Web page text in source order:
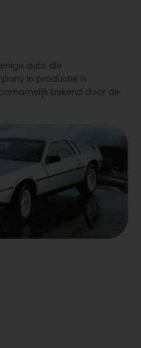
enige auto die
in productie is
bekend door de